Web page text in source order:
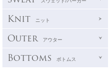
Knit ニット
Outer アウター
Bottoms ボトムス